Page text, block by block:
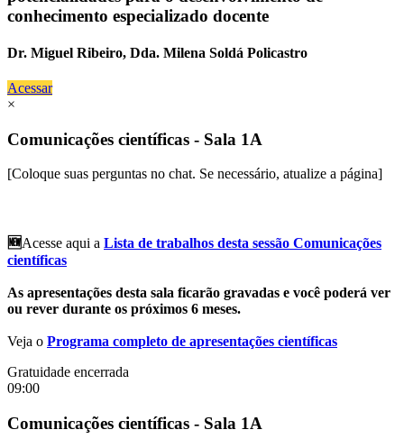
conhecimento especializado docente
Dr. Miguel Ribeiro, Dda. Milena Soldá Policastro
Acessar
×
Comunicações científicas - Sala 1A
[Coloque suas perguntas no chat. Se necessário, atualize a página]
🆕Acesse aqui a Lista de trabalhos desta sessão Comunicações
científicas
As apresentações desta sala ficarão gravadas e você poderá ver
ou rever durante os próximos 6 meses.
Veja o Programa completo de apresentações científicas
Gratuidade encerrada
09:00
Comunicações científicas - Sala 1A